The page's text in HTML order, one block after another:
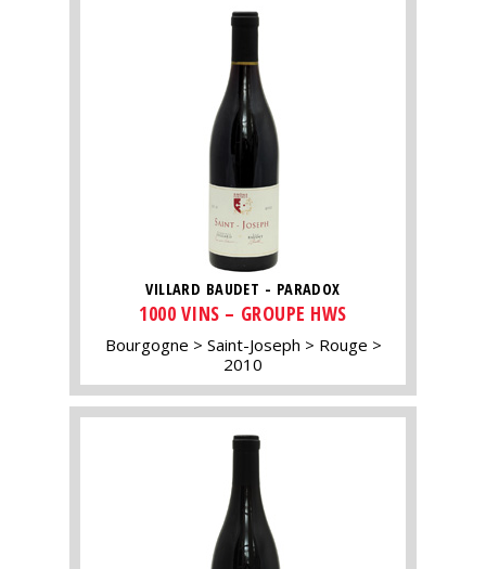
VILLARD BAUDET - PARADOX
1000 VINS – GROUPE HWS
Bourgogne Saint-Joseph
Rouge
2010